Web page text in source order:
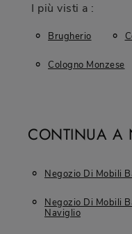
I più visti a :
Brugherio
Cologno Monzese
CONTINUA A
Negozio Di Mobili
Negozio Di Mobili
Naviglio